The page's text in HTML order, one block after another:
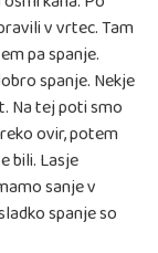
v vrtec. Tam
pa spanje.
spanje. Nekje
Na tej poti smo
ovir, potem
bili. Lasje
sanje v
spanje so